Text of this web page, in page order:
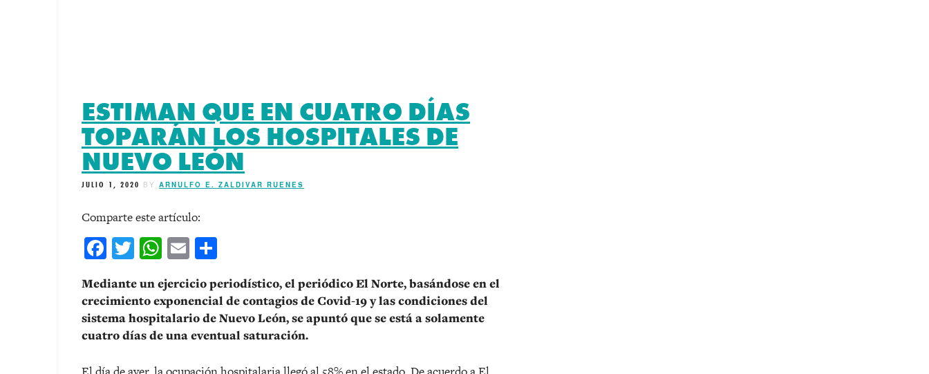
ESTIMAN QUE EN CUATRO DÍAS
TOPARÁN LOS HOSPITALES DE
NUEVO LEÓN
JULIO 1, 2020 BY ARNULFO E. ZALDIVAR RUENES
Comparte este artículo:
Facebook
Twitter
WhatsApp
Email
Mediante un ejercicio periodístico, el periódico El Norte, basándose en el
crecimiento exponencial de contagios de Covid-19 y las condiciones del
sistema hospitalario de Nuevo León, se apuntó que se está a solamente
cuatro días de una eventual saturación.